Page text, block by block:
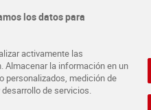
los datos para
activamente las
la información en un
personalizados, medición de
de servicios.